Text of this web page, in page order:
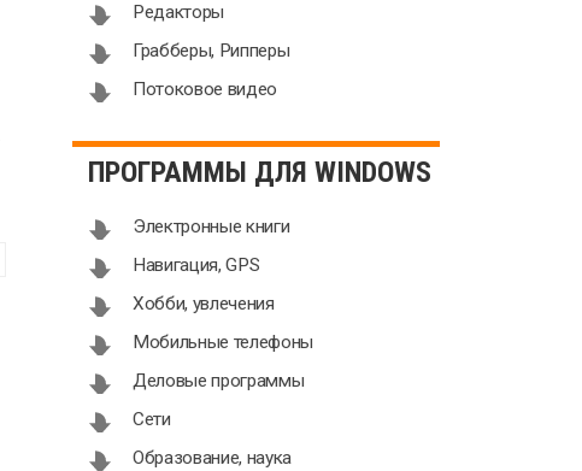
Редакторы
Грабберы, Рипперы
Потоковое видео
ПРОГРАММЫ ДЛЯ WINDOWS
Электронные книги
Навигация, GPS
Хобби, увлечения
Мобильные телефоны
Деловые программы
Сети
Образование, наука